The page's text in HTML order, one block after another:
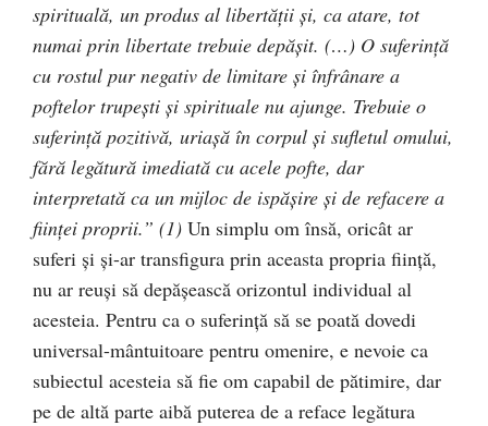
spirituală, un produs al libertăţii şi, ca atare, tot
numai prin libertate trebuie depăşit. (…) O suferinţă
cu rostul pur negativ de limitare şi înfrânare a
poftelor trupeşti şi spirituale nu ajunge. Trebuie o
suferinţă pozitivă, uriaşă în corpul şi sufletul omului,
fără legătură imediată cu acele pofte, dar
interpretată ca un mijloc de ispăşire şi de refacere a
fiinţei proprii.” (1) Un simplu om însă, oricât ar
suferi şi şi-ar transfigura prin aceasta propria fiinţă,
nu ar reuşi să depăşească orizontul individual al
acesteia. Pentru ca o suferinţă să se poată dovedi
universal-mântuitoare pentru omenire, e nevoie ca
subiectul acesteia să fie om capabil de pătimire, dar
pe de altă parte aibă puterea de a reface legătura